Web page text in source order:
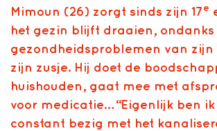
Mimoun (26) zorgt sinds zijn 17e
het gezin blijft draaien, ondanks
gezondheidsproblemen van zijn
zijn zusje. Hij doet de
huishouden, gaat mee met
voor medicatie… “Eigenlijk ben
constant bezig met het